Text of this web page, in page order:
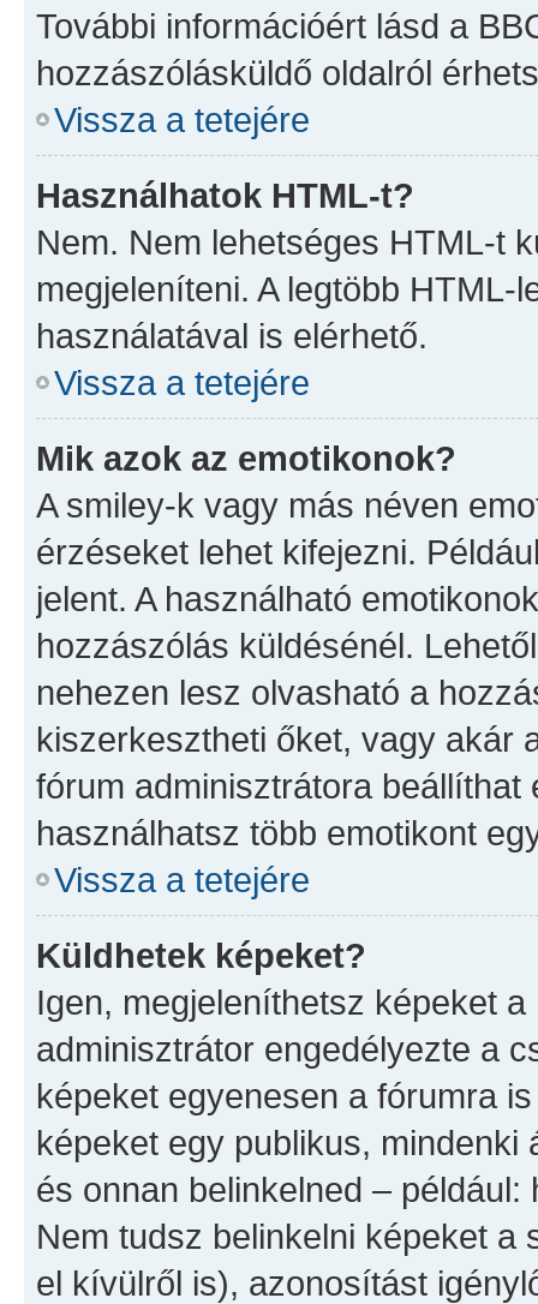
További információért lásd a
hozzászólásküldő oldalról
Vissza a tetejére
Használhatok HTML-t?
Nem. Nem lehetséges HTML-t
megjeleníteni. A legtöbb
használatával is elérhető.
Vissza a tetejére
Mik azok az emotikonok?
A smiley-k vagy más néven
érzéseket lehet kifejezni.
jelent. A használható
hozzászólás küldésénél.
nehezen lesz olvasható a
kiszerkesztheti őket, vagy akár
fórum adminisztrátora
használhatsz több emotikont
Vissza a tetejére
Küldhetek képeket?
Igen, megjeleníthetsz képeket
adminisztrátor engedélyezte a
képeket egyenesen a fórumra
képeket egy publikus,
és onnan belinkelned –
Nem tudsz belinkelni képeket a
el kívülről is), azonosítást